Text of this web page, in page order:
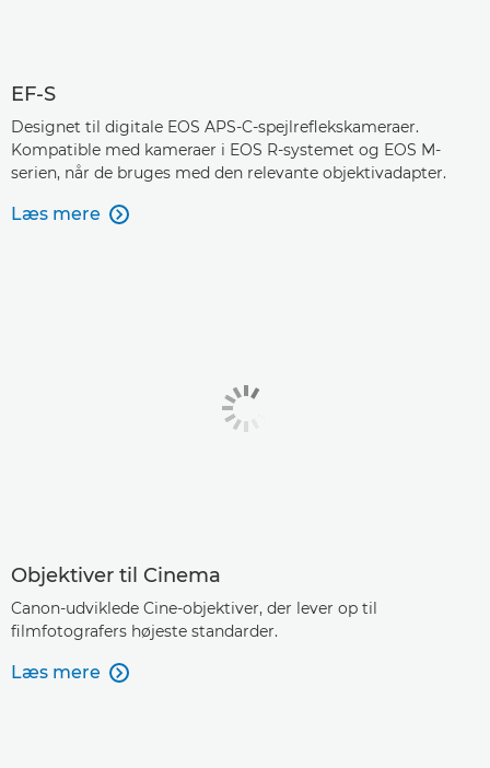
EF-S
Designet til digitale EOS APS-C-spejlreflekskameraer.
Kompatible med kameraer i EOS R-systemet og EOS M-
serien, når de bruges med den relevante objektivadapter.
Læs mere 
Objektiver til Cinema
Canon-udviklede Cine-objektiver, der lever op til
filmfotografers højeste standarder.
Læs mere 